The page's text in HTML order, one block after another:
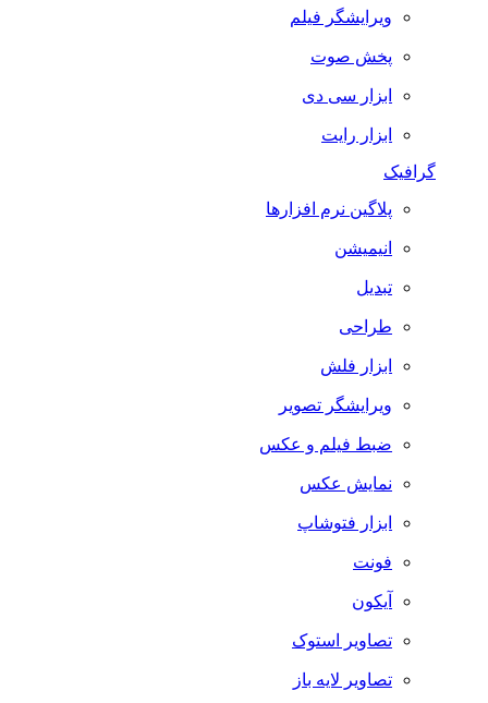
ویرایشگر فیلم
پخش صوت
ابزار سی دی
ابزار رایت
گرافیک
پلاگین نرم افزارها
انیمیشن
تبدیل
طراحی
ابزار فلش
ویرایشگر تصویر
ضبط فيلم و عكس
نمایش عکس
ابزار فتوشاپ
فونت
آیکون
تصاویر استوک
تصاویر لایه باز